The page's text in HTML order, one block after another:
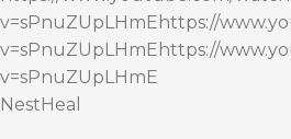
v=sPnuZUpLHmEhttps://
v=sPnuZUpLHmEhttps://
v=sPnuZUpLHmE
NestHeal